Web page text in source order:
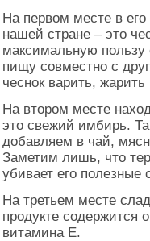
На первом месте в
нашей стране – это
максимальную пользу
пищу совместно с
чеснок варить,
На втором месте
это свежий имбирь.
добавляем в чай,
Заметим лишь, что
убивает его полезные
На третьем месте
продукте содержится
витамина Е.